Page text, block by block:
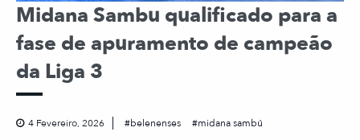
Midana Sambu qualificado para a
fase de apuramento de campeão
da Liga 3
4 Fevereiro, 2026 belenenses midana sambú